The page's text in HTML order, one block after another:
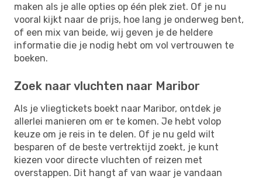
maken als je alle opties op één plek ziet. Of je nu
vooral kijkt naar de prijs, hoe lang je onderweg bent,
of een mix van beide, wij geven je de heldere
informatie die je nodig hebt om vol vertrouwen te
boeken.
Zoek naar vluchten naar Maribor
Als je vliegtickets boekt naar Maribor, ontdek je
allerlei manieren om er te komen. Je hebt volop
keuze om je reis in te delen. Of je nu geld wilt
besparen of de beste vertrektijd zoekt, je kunt
kiezen voor directe vluchten of reizen met
overstappen. Dit hangt af van waar je vandaan